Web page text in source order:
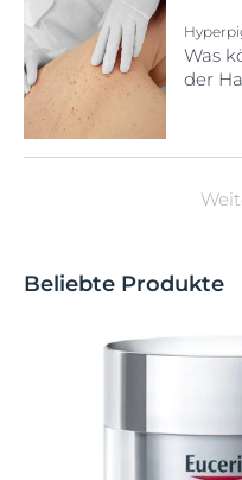
Was
der
Beliebte Produkte